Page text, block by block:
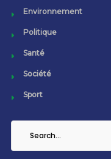
Environnement
Politique
Santé
Société
Sport